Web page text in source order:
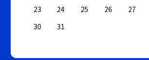
23
24 25 26 27
30
31